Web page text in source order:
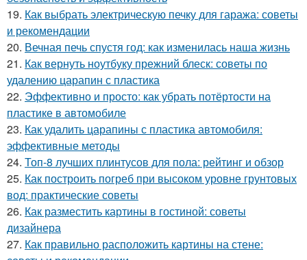
19. Как выбрать электрическую печку для гаража: советы
и рекомендации
20. Вечная печь спустя год: как изменилась наша жизнь
21. Как вернуть ноутбуку прежний блеск: советы по
удалению царапин с пластика
22. Эффективно и просто: как убрать потёртости на
пластике в автомобиле
23. Как удалить царапины с пластика автомобиля:
эффективные методы
24. Топ-8 лучших плинтусов для пола: рейтинг и обзор
25. Как построить погреб при высоком уровне грунтовых
вод: практические советы
26. Как разместить картины в гостиной: советы
дизайнера
27. Как правильно расположить картины на стене: